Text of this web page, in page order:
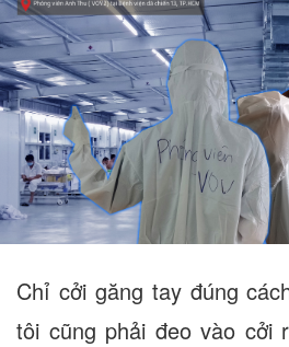
Chỉ cởi găng tay đúng
tôi cũng phải đeo vào cởi